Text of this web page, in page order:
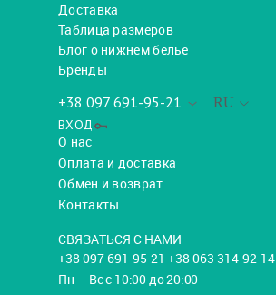
Доставка
Таблица размеров
Блог о нижнем белье
Бренды
RU
+38 097 691-95-21
ВХОД
О нас
Оплата и доставка
Обмен и возврат
Контакты
СВЯЗАТЬСЯ С НАМИ
+38 097 691-95-21 +38 063 314-92-14
Пн — Вс с 10:00 до 20:00